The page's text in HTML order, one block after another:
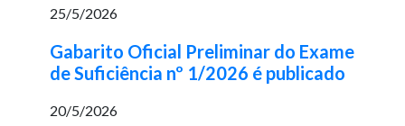
25/5/2026
Gabarito Oficial Preliminar do Exame
de Suficiência nº 1/2026 é publicado
20/5/2026